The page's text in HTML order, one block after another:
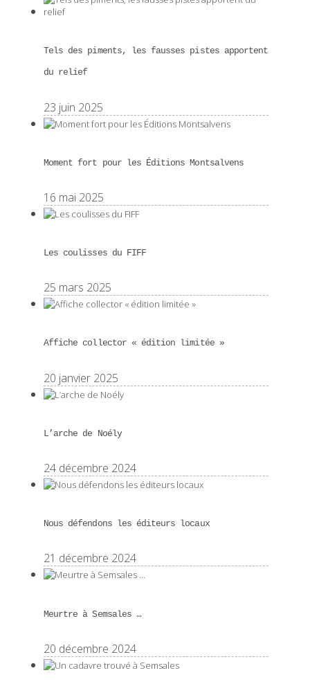
Tels des piments, les fausses pistes apportent
du relief
23 juin 2025
Moment fort pour les Éditions Montsalvens
16 mai 2025
Les coulisses du FIFF
25 mars 2025
Affiche collector « édition limitée »
20 janvier 2025
L’arche de Noély
24 décembre 2024
Nous défendons les éditeurs locaux
21 décembre 2024
Meurtre à Semsales …
20 décembre 2024